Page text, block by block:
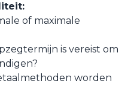
of maximale
is vereist om
worden